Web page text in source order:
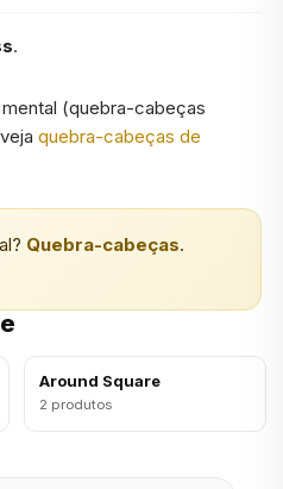
.
(quebra-cabeças
quebra-cabeças de
Quebra-cabeças.
Around Square
2 produtos